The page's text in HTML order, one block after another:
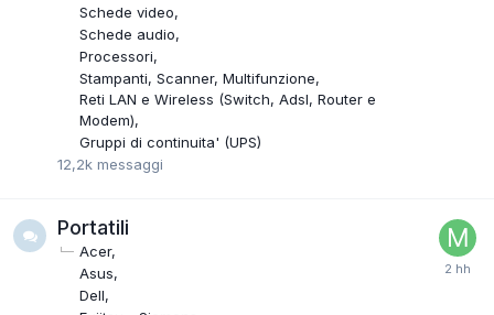
Schede video
Schede audio
Processori
Stampanti, Scanner, Multifunzione
Reti LAN e Wireless (Switch, Adsl, Router e
Modem)
Gruppi di continuita' (UPS)
12,2k messaggi
Portatili
Acer
Asus
Dell